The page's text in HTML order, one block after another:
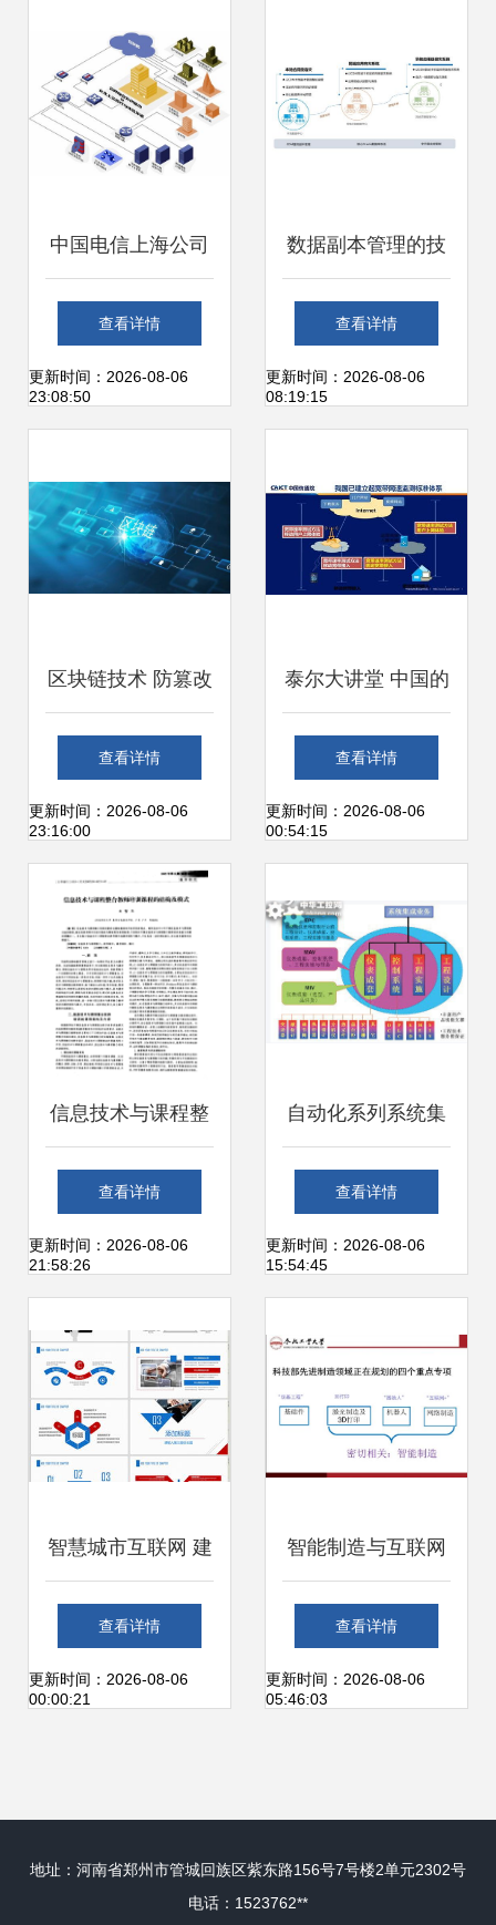
型
中国电信上海公司
未来网络开放实验
室 引领网络信息技
查看详情
更新时间：2026-08-06
23:08:50
数据副本管理的技
术应用实践在网络
信息技术开发中的
查看详情
更新时间：2026-08-06
08:19:15
区块链技术 防篡改
机制与社会价值探
析
查看详情
更新时间：2026-08-06
23:16:00
泰尔大讲堂 中国的
宽带发展与宽带网
速监测
查看详情
更新时间：2026-08-06
00:54:15
信息技术与课程整
合教师培训课程的
结构及模式——基
开发视角
查看详情
更新时间：2026-08-06
21:58:26
自动化系列系统集
成 自动化行业的新
发展趋势
查看详情
更新时间：2026-08-06
15:54:45
智慧城市互联网 建
设发展、建筑规划
与信息技术融合之
查看详情
更新时间：2026-08-06
00:00:21
智能制造与互联网
制造技术的革新与
网络信息技术的深
查看详情
更新时间：2026-08-06
05:46:03
地址：河南省郑州市管城回族区紫东路156号7号楼2单元2302号
电话：1523762**